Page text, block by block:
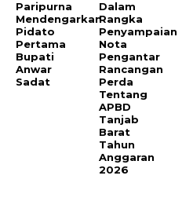
Paripurna
Mendengarkan
Pidato
Pertama
Bupati
Anwar
Sadat
Dalam
Rangka
Penyampaian
Nota
Pengantar
Rancangan
Perda
Tentang
APBD
Tanjab
Barat
Tahun
Anggaran
2026